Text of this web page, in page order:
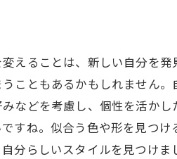
えることは、新しい自分を
こともあるかもしれません
などを考慮し、個性を活か
すね。似合う色や形を見つ
分らしいスタイルを見つけ